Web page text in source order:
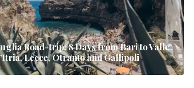
Road-trip: 8 Days from Bari to Valle
Lecce, Otranto and Gallipoli